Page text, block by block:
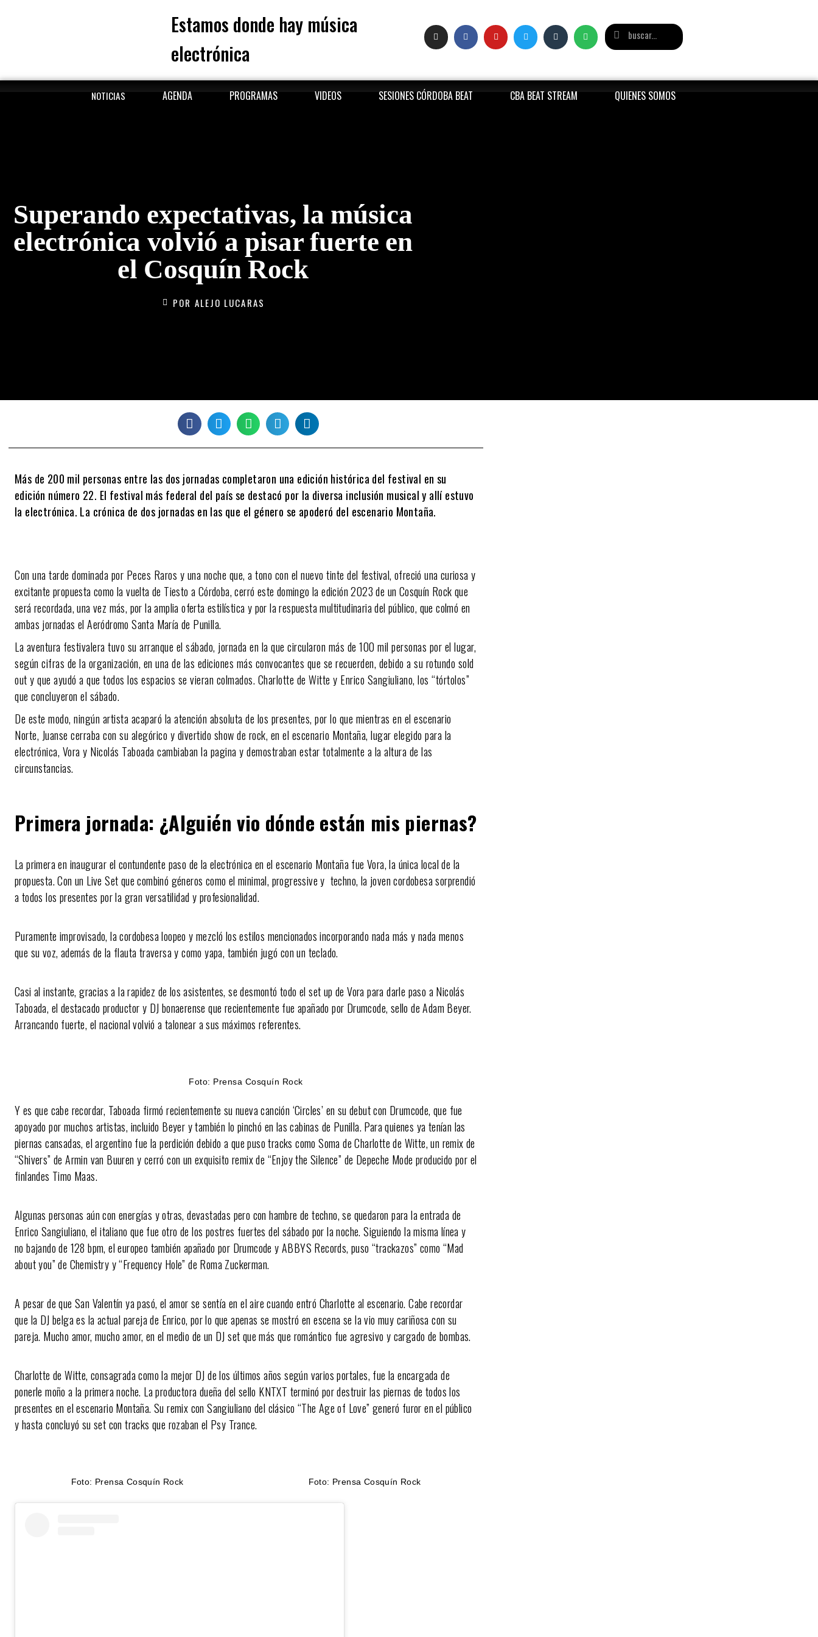
Estamos donde hay música
electrónica
NOTICIAS AGENDA PROGRAMAS VIDEOS SESIONES CÓRDOBA BEAT CBA BEAT STREAM QUIENES SOMOS
Superando expectativas, la música
electrónica volvió a pisar fuerte en
el Cosquín Rock
POR ALEJO LUCARAS
Más de 200 mil personas entre las dos jornadas completaron una edición histórica del festival en su
edición número 22. El festival más federal del país se destacó por la diversa inclusión musical y allí estuvo
la electrónica. La crónica de dos jornadas en las que el género se apoderó del escenario Montaña.
Con una tarde dominada por Peces Raros y una noche que, a tono con el nuevo tinte del festival, ofreció una curiosa y
excitante propuesta como la vuelta de Tiesto a Córdoba, cerró este domingo la edición 2023 de un Cosquín Rock que
será recordada, una vez más, por la amplia oferta estilística y por la respuesta multitudinaria del público, que colmó en
ambas jornadas el Aeródromo Santa María de Punilla.
La aventura festivalera tuvo su arranque el sábado, jornada en la que circularon más de 100 mil personas por el lugar,
según cifras de la organización, en una de las ediciones más convocantes que se recuerden, debido a su rotundo sold
out y que ayudó a que todos los espacios se vieran colmados. Charlotte de Witte y Enrico Sangiuliano, los “tórtolos”
que concluyeron el sábado.
De este modo, ningún artista acaparó la atención absoluta de los presentes, por lo que mientras en el escenario
Norte, Juanse cerraba con su alegórico y divertido show de rock, en el escenario Montaña, lugar elegido para la
electrónica, Vora y Nicolás Taboada cambiaban la pagina y demostraban estar totalmente a la altura de las
circunstancias.
Primera jornada: ¿Alguién vio dónde están mis piernas?
La primera en inaugurar el contundente paso de la electrónica en el escenario Montaña fue Vora, la única local de la
propuesta. Con un Live Set que combinó géneros como el minimal, progressive y techno, la joven cordobesa sorprendió
a todos los presentes por la gran versatilidad y profesionalidad.
Puramente improvisado, la cordobesa loopeo y mezcló los estilos mencionados incorporando nada más y nada menos
que su voz, además de la flauta traversa y como yapa, también jugó con un teclado.
Casi al instante, gracias a la rapidez de los asistentes, se desmontó todo el set up de Vora para darle paso a Nicolás
Taboada, el destacado productor y DJ bonaerense que recientemente fue apañado por Drumcode, sello de Adam Beyer.
Arrancando fuerte, el nacional volvió a talonear a sus máximos referentes.
Foto: Prensa Cosquín Rock
Y es que cabe recordar, Taboada firmó recientemente su nueva canción ‘Circles’ en su debut con Drumcode, que fue
apoyado por muchos artistas, incluido Beyer y también lo pinchó en las cabinas de Punilla. Para quienes ya tenían las
piernas cansadas, el argentino fue la perdición debido a que puso tracks como Soma de Charlotte de Witte, un remix de
“Shivers” de Armin van Buuren y cerró con un exquisito remix de “Enjoy the Silence” de Depeche Mode producido por el
finlandes Timo Maas.
Algunas personas aún con energías y otras, devastadas pero con hambre de techno, se quedaron para la entrada de
Enrico Sangiuliano, el italiano que fue otro de los postres fuertes del sábado por la noche. Siguiendo la misma línea y
no bajando de 128 bpm, el europeo también apañado por Drumcode y ABBYS Records, puso “trackazos” como “Mad
about you” de Chemistry y “Frequency Hole” de Roma Zuckerman.
A pesar de que San Valentín ya pasó, el amor se sentía en el aire cuando entró Charlotte al escenario. Cabe recordar
que la DJ belga es la actual pareja de Enrico, por lo que apenas se mostró en escena se la vio muy cariñosa con su
pareja. Mucho amor, mucho amor, en el medio de un DJ set que más que romántico fue agresivo y cargado de bombas.
Charlotte de Witte, consagrada como la mejor DJ de los últimos años según varios portales, fue la encargada de
ponerle moño a la primera noche. La productora dueña del sello KNTXT terminó por destruir las piernas de todos los
presentes en el escenario Montaña. Su remix con Sangiuliano del clásico “The Age of Love” generó furor en el público
y hasta concluyó su set con tracks que rozaban el Psy Trance.
Foto: Prensa Cosquín Rock Foto: Prensa Cosquín Rock